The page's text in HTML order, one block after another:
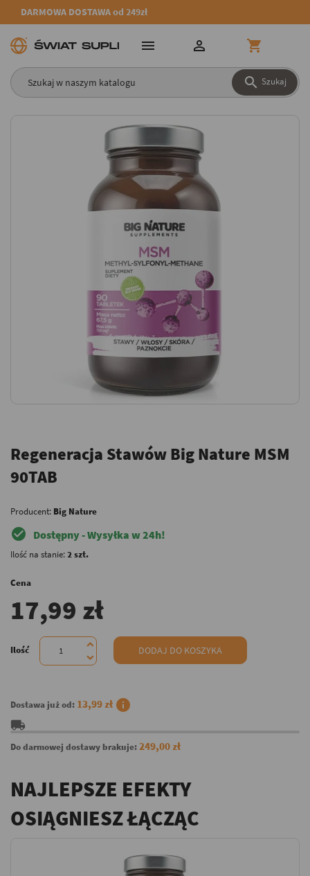
DARMOWA DOSTAWA od 249zł
 Szukaj
  
Regeneracja Stawów Big Nature MSM
90TAB
Producent: Big Nature
check_circle Dostępny - Wysyłka w 24h!
Ilość na stanie:2 szt.
Cena
17,99 zł
Ilość DODAJ DO KOSZYKA
Dostawa już od: 13,99 zł info
local_shipping
Do darmowej dostawy brakuje:249,00 zł
NAJLEPSZE EFEKTY
OSIĄGNIESZ ŁĄCZĄC